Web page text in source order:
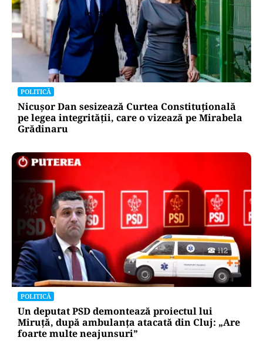
POLITICĂ
Nicușor Dan sesizează Curtea Constituțională
pe legea integrității, care o vizează pe Mirabela
Grădinaru
POLITICĂ
Un deputat PSD demontează proiectul lui
Miruță, după ambulanța atacată din Cluj: „Are
foarte multe neajunsuri”